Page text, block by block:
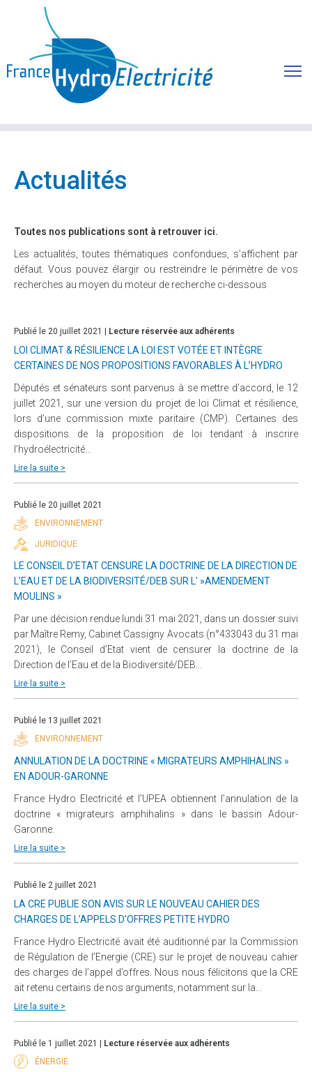
Actualités
Toutes nos publications sont à retrouver ici.
Les actualités, toutes thématiques confondues, s’affichent par
défaut. Vous pouvez élargir ou restreindre le périmètre de vos
recherches au moyen du moteur de recherche ci-dessous
Publié le 20 juillet 2021 | Lecture réservée aux adhérents
LOI CLIMAT & RÉSILIENCE LA LOI EST VOTÉE ET INTÈGRE
CERTAINES DE NOS PROPOSITIONS FAVORABLES À L’HYDRO
Députés et sénateurs sont parvenus à se mettre d’accord, le 12
juillet 2021, sur une version du projet de loi Climat et résilience,
lors d’une commission mixte paritaire (CMP). Certaines des
dispositions de la proposition de loi tendant à inscrire
l’hydroélectricité...
Lire la suite >
Publié le 20 juillet 2021
ENVIRONNEMENT
JURIDIQUE
LE CONSEIL D’ETAT CENSURE LA DOCTRINE DE LA DIRECTION DE
L’EAU ET DE LA BIODIVERSITÉ/DEB SUR L' »AMENDEMENT
MOULINS »
Par une décision rendue lundi 31 mai 2021, dans un dossier suivi
par Maître Remy, Cabinet Cassigny Avocats (n°433043 du 31 mai
2021), le Conseil d’Etat vient de censurer la doctrine de la
Direction de l’Eau et de la Biodiversité/DEB...
Lire la suite >
Publié le 13 juillet 2021
ENVIRONNEMENT
ANNULATION DE LA DOCTRINE « MIGRATEURS AMPHIHALINS »
EN ADOUR-GARONNE
France Hydro Electricité et l’UPEA obtiennent l’annulation de la
doctrine « migrateurs amphihalins » dans le bassin Adour-
Garonne.
Lire la suite >
Publié le 2 juillet 2021
LA CRE PUBLIE SON AVIS SUR LE NOUVEAU CAHIER DES
CHARGES DE L’APPELS D’OFFRES PETITE HYDRO
France Hydro Electricité avait été auditionné par la Commission
de Régulation de l’Energie (CRE) sur le projet de nouveau cahier
des charges de l’appel d’offres. Nous nous félicitons que la CRE
ait retenu certains de nos arguments, notamment sur la...
Lire la suite >
Publié le 1 juillet 2021 | Lecture réservée aux adhérents
ÉNERGIE